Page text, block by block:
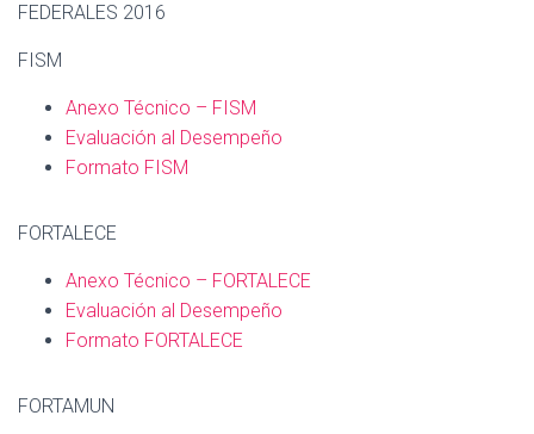
FEDERALES 2016
FISM
Anexo Técnico – FISM
Evaluación al Desempeño
Formato FISM
FORTALECE
Anexo Técnico – FORTALECE
Evaluación al Desempeño
Formato FORTALECE
FORTAMUN